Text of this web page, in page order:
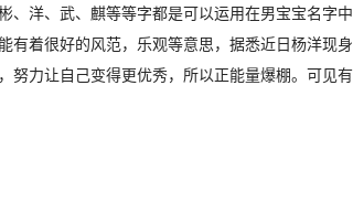
、洋、武、麒等等字都是可以运用在男宝宝名字
有着很好的风范，乐观等意思，据悉近日杨洋现
努力让自己变得更优秀，所以正能量爆棚。可见